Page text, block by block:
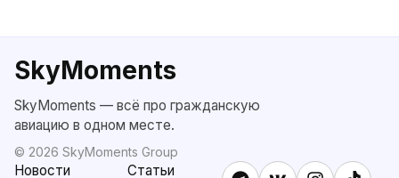
SkyMoments
SkyMoments — всё про гражданскую
авиацию в одном месте.
© 2026 SkyMoments Group
Новости Статьи